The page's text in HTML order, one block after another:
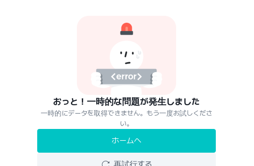
おっと！一時的な問題が発生しました
一時的にデータを取得できません。もう一度お試しくださ
い。
ホームへ
再試行する